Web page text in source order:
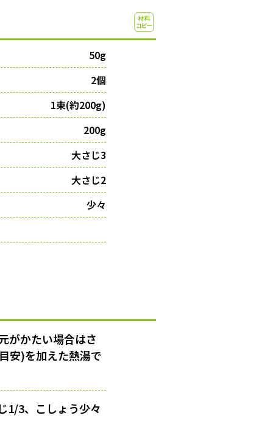
50g
2個
1束(約200g)
200g
大さじ3
大さじ2
少々
がかたい場合はさ
安)を加えた熱湯で
1/3、こしょう少々